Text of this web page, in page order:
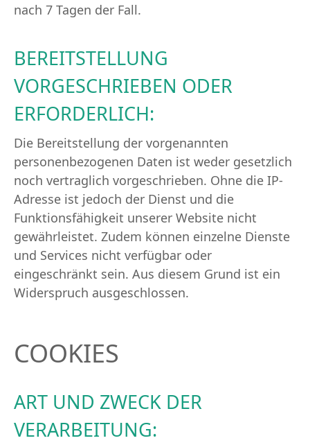
nach 7 Tagen der Fall.
BEREITSTELLUNG
VORGESCHRIEBEN ODER
ERFORDERLICH:
Die Bereitstellung der vorgenannten
personenbezogenen Daten ist weder gesetzlich
noch vertraglich vorgeschrieben. Ohne die IP-
Adresse ist jedoch der Dienst und die
Funktionsfähigkeit unserer Website nicht
gewährleistet. Zudem können einzelne Dienste
und Services nicht verfügbar oder
eingeschränkt sein. Aus diesem Grund ist ein
Widerspruch ausgeschlossen.
COOKIES
ART UND ZWECK DER
VERARBEITUNG: